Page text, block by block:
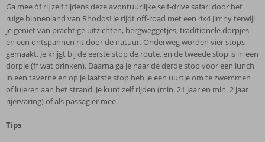
Ga mee óf rij zelf tijdens deze avontuurlijke self‑drive safari door het
ruige binnenland van Rhodos! Je rijdt off‑road met een 4x4 Jimny terwijl
je geniet van prachtige uitzichten, bergweggetjes, traditionele dorpjes
en een ontspannen rit door de natuur. Onderweg worden vier stops
gemaakt. Je krijgt bij de eerste stop de route, en de tweede stop is in een
dorpje (ff wat drinken). Daarna ga je naar de derde stop voor een lunch
in een taverne en op je laatste stop heb je een uurtje om te zwemmen
of luieren aan het strand. Je kunt zelf rijden (min. 21 jaar en min. 2 jaar
rijervaring) of als passagier mee.
Tips